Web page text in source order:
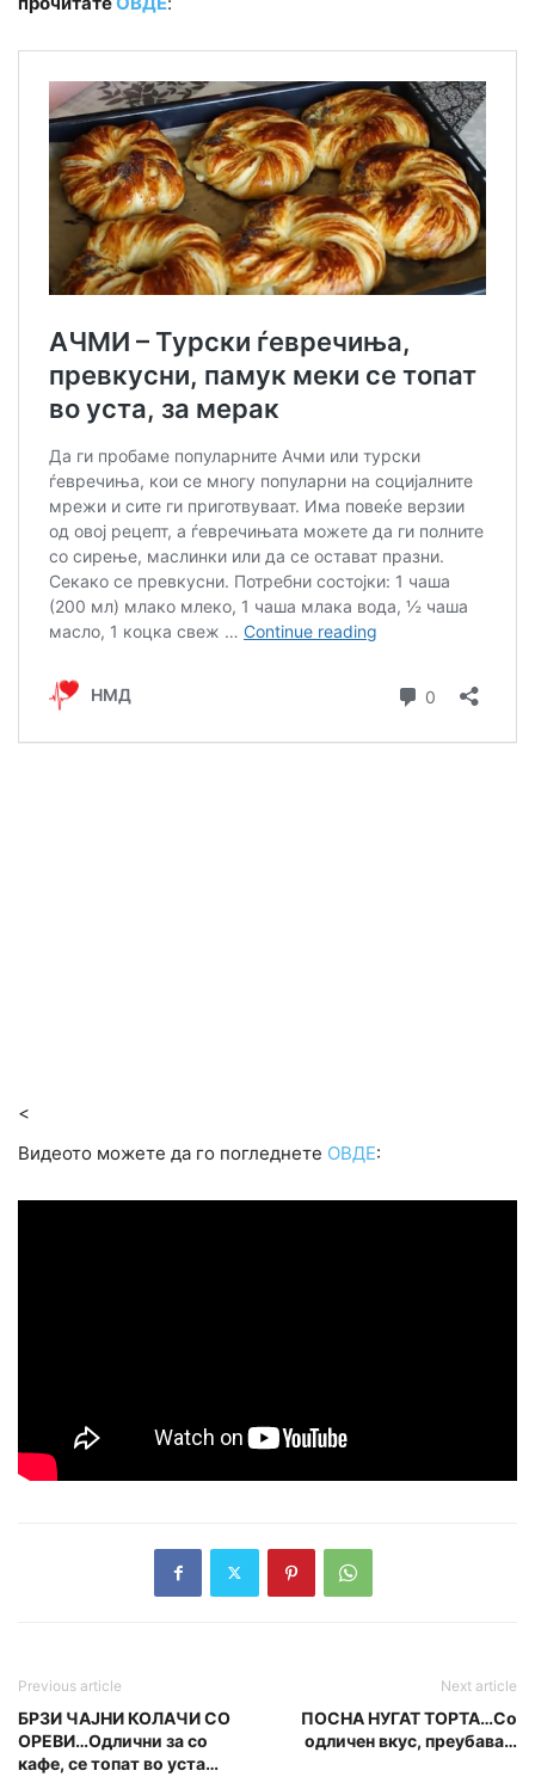
<
Видеото можете да го погледнете ОВДЕ:
Previous article
БРЗИ ЧАЈНИ КОЛАЧИ СО
ОРЕВИ…Одлични за со
кафе, се топат во уста…
Next article
ПОСНА НУГАТ ТОРТА…Со
одличен вкус, преубава…